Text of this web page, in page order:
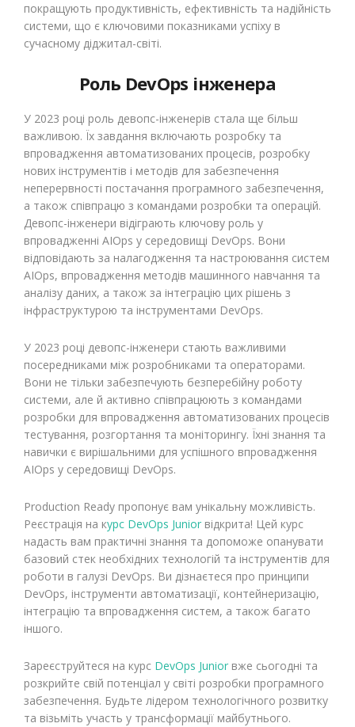
покращують продуктивність, ефективність та надійність
системи, що є ключовими показниками успіху в
сучасному діджитал-світі.
Роль DevOps інженера
У 2023 році роль девопс-інженерів стала ще більш
важливою. Їх завдання включають розробку та
впровадження автоматизованих процесів, розробку
нових інструментів і методів для забезпечення
неперервності постачання програмного забезпечення,
а також співпрацю з командами розробки та операцій.
Девопс-інженери відіграють ключову роль у
впровадженні AIOps у середовищі DevOps. Вони
відповідають за налагодження та настроювання систем
AIOps, впровадження методів машинного навчання та
аналізу даних, а також за інтеграцію цих рішень з
інфраструктурою та інструментами DevOps.
У 2023 році девопс-інженери стають важливими
посередниками між розробниками та операторами.
Вони не тільки забезпечують безперебійну роботу
системи, але й активно співпрацюють з командами
розробки для впровадження автоматизованих процесів
тестування, розгортання та моніторингу. Їхні знання та
навички є вирішальними для успішного впровадження
AIOps у середовищі DevOps.
Production Ready пропонує вам унікальну можливість.
Реєстрація на курс DevOps Junior відкрита! Цей курс
надасть вам практичні знання та допоможе опанувати
базовий стек необхідних технологій та інструментів для
роботи в галузі DevOps. Ви дізнаєтеся про принципи
DevOps, інструменти автоматизації, контейнеризацію,
інтеграцію та впровадження систем, а також багато
іншого.
Зареєструйтеся на курс DevOps Junior вже сьогодні та
розкрийте свій потенціал у світі розробки програмного
забезпечення. Будьте лідером технологічного розвитку
та візьміть участь у трансформації майбутнього.